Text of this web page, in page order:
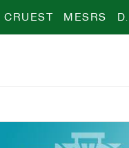
MESRS
CRUEST